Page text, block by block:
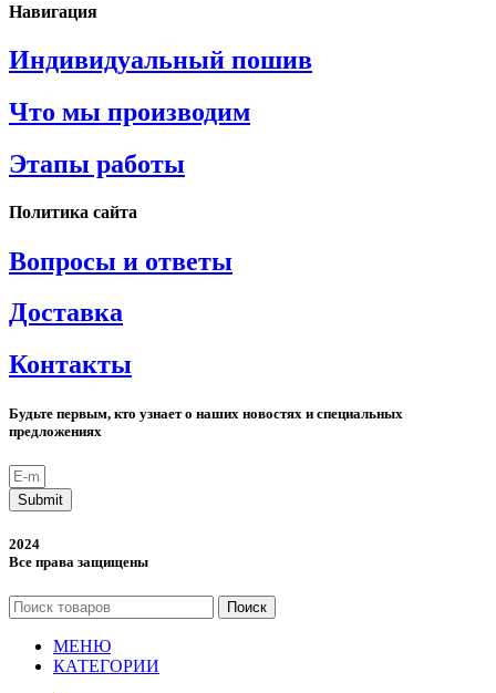
Навигация
Индивидуальный пошив
Что мы производим
Этапы работы
Политика сайта
Вопросы и ответы
Доставка
Контакты
Будьте первым, кто узнает о наших новостях и специальных
предложениях
Submit
2024
Все права защищены
Поиск
МЕНЮ
КАТЕГОРИИ